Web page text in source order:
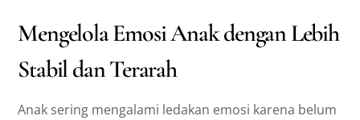
Mengelola Emosi Anak dengan Lebih
Stabil dan Terarah
Anak sering mengalami ledakan emosi karena belum